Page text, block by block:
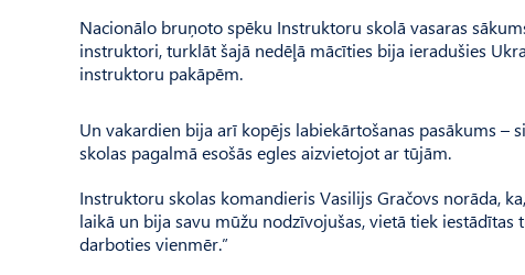
Nacionālo bruņoto spēku Instruktoru skolā vasaras
instruktori, turklāt šajā nedēļā mācīties bija ieradušies
instruktoru pakāpēm.
Un vakardien bija arī kopējs labiekārtošanas pasākums
skolas pagalmā esošās egles aizvietojot ar tūjām.
Instruktoru skolas komandieris Vasilijs Gračovs norāda,
laikā un bija savu mūžu nodzīvojušas, vietā tiek
darboties vienmēr.”